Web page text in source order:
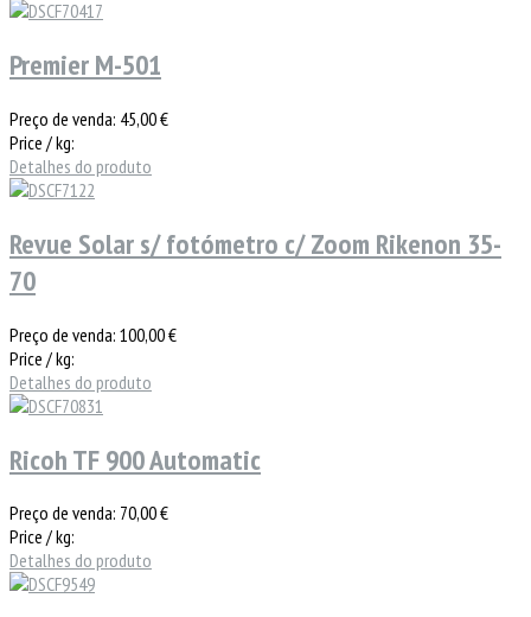
Premier M-501
Preço de venda: 45,00 €
Price / kg:
Detalhes do produto
Revue Solar s/ fotómetro c/ Zoom Rikenon 35-
70
Preço de venda: 100,00 €
Price / kg:
Detalhes do produto
Ricoh TF 900 Automatic
Preço de venda: 70,00 €
Price / kg:
Detalhes do produto